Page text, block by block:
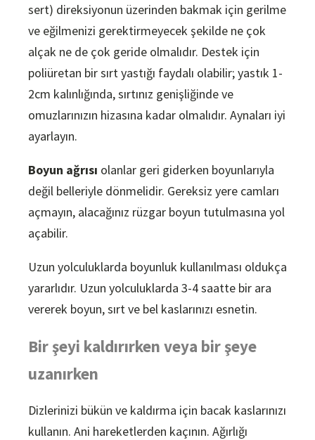
sert) direksiyonun üzerinden bakmak için gerilme
ve eğilmenizi gerektirmeyecek şekilde ne çok
alçak ne de çok geride olmalıdır. Destek için
poliüretan bir sırt yastığı faydalı olabilir; yastık 1-
2cm kalınlığında, sırtınız genişliğinde ve
omuzlarınızın hizasına kadar olmalıdır. Aynaları iyi
ayarlayın.
Boyun ağrısı olanlar geri giderken boyunlarıyla
değil belleriyle dönmelidir. Gereksiz yere camları
açmayın, alacağınız rüzgar boyun tutulmasına yol
açabilir.
Uzun yolculuklarda boyunluk kullanılması oldukça
yararlıdır. Uzun yolculuklarda 3-4 saatte bir ara
vererek boyun, sırt ve bel kaslarınızı esnetin.
Bir şeyi kaldırırken veya bir şeye
uzanırken
Dizlerinizi bükün ve kaldırma için bacak kaslarınızı
kullanın. Ani hareketlerden kaçının. Ağırlığı